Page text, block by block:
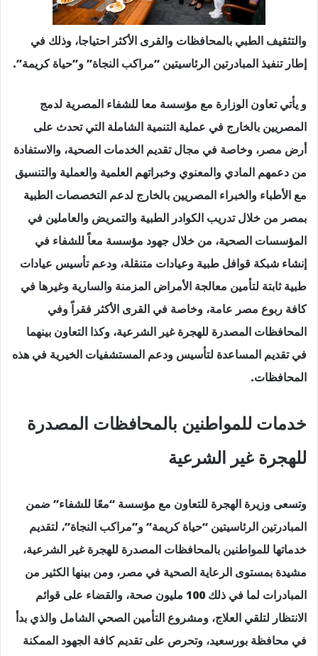
والتثقيف الطبي بالمحافظات والقرى الأكثر احتياجا، وذلك في
إطار تنفيذ المبادرتين الرئاسيتين “مراكب النجاة” و”حياة كريمة”.
و يأتي تعاون الوزارة مع مؤسسة معا للشفاء المصرية لدمج
المصريين بالخارج في عملية التنمية الشاملة التي تحدث على
أرض مصر، وخاصة في مجال تقديم الخدمات الصحية، والاستفادة
من دعمهم المادي والمعنوي وخبراتهم العلمية والعملية والتنسيق
مع الأطباء والخبراء المصريين بالخارج لدعم التخصصات الطبية
بمصر من خلال تدريب الكوادر الطبية والتمريض والعاملين في
المؤسسات الصحية، من خلال جهود مؤسسة معاً للشفاء في
إنشاء شبكة قوافل طبية وعيادات متنقلة، ودعم تأسيس عيادات
طبية ثابتة لتأمين معالجة الأمراض المزمنة والسارية وغيرها في
كافة ربوع مصر عامة، وخاصة في القرى الأكثر فقراً وفي
المحافظات المصدرة للهجرة غير الشرعية، وكذا التعاون بينهما
في تقديم المساعدة لتأسيس ودعم المستشفيات الخيرية في هذه
المحافظات.
خدمات للمواطنين بالمحافظات المصدرة
للهجرة غير الشرعية
وتسعى وزيرة الهجرة للتعاون مع مؤسسة “معًا للشفاء” ضمن
المبادرتين الرئاسيتين “حياة كريمة” و”مراكب النجاة”، لتقديم
خدماتها للمواطنين بالمحافظات المصدرة للهجرة غير الشرعية،
مشيدة بمستوى الرعاية الصحية في مصر، ومن بينها الكثير من
المبادرات لما في ذلك 100 مليون صحة، والقضاء على قوائم
الانتظار لتلقي العلاج، ومشروع التأمين الصحي الشامل والذي بدأ
في محافظة بورسعيد، وتحرص على تقديم كافة الجهود الممكنة